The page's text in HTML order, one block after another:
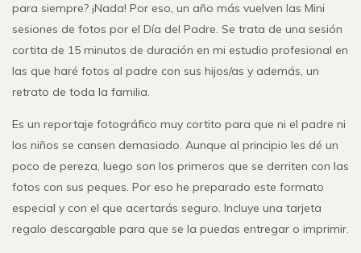
para siempre? ¡Nada! Por eso, un año más vuelven las Mini
sesiones de fotos por el Día del Padre. Se trata de una sesión
cortita de 15 minutos de duración en mi estudio profesional en
las que haré fotos al padre con sus hijos/as y además, un
retrato de toda la familia.
Es un reportaje fotográfico muy cortito para que ni el padre ni
los niños se cansen demasiado. Aunque al principio les dé un
poco de pereza, luego son los primeros que se derriten con las
fotos con sus peques. Por eso he preparado este formato
especial y con el que acertarás seguro. Incluye una tarjeta
regalo descargable para que se la puedas entregar o imprimir.